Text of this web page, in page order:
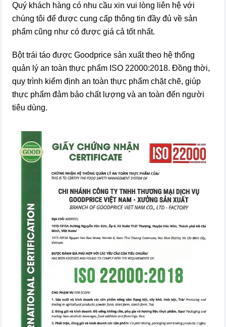
Quý khách hàng có nhu cầu xin vui lòng liên hệ với
chúng tôi để được cung cấp thông tin đầy đủ về sản
phẩm cũng như có được giá cả tốt nhất.
Bột trái táo được Goodprice sản xuất theo hệ thống
quản lý an toàn thực phẩm ISO 22000:2018. Đồng thời,
quy trình kiểm định an toàn thực phẩm chặt chẽ, giúp
thực phẩm đảm bảo chất lượng và an toàn đến người
tiêu dùng.